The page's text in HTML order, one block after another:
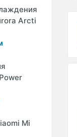
Arcti
Mi